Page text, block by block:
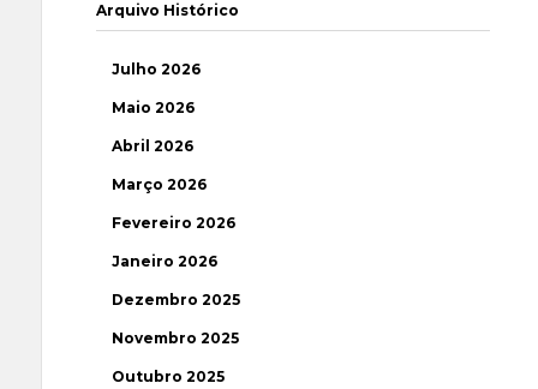
Arquivo Histórico
Julho 2026
Maio 2026
Abril 2026
Março 2026
Fevereiro 2026
Janeiro 2026
Dezembro 2025
Novembro 2025
Outubro 2025